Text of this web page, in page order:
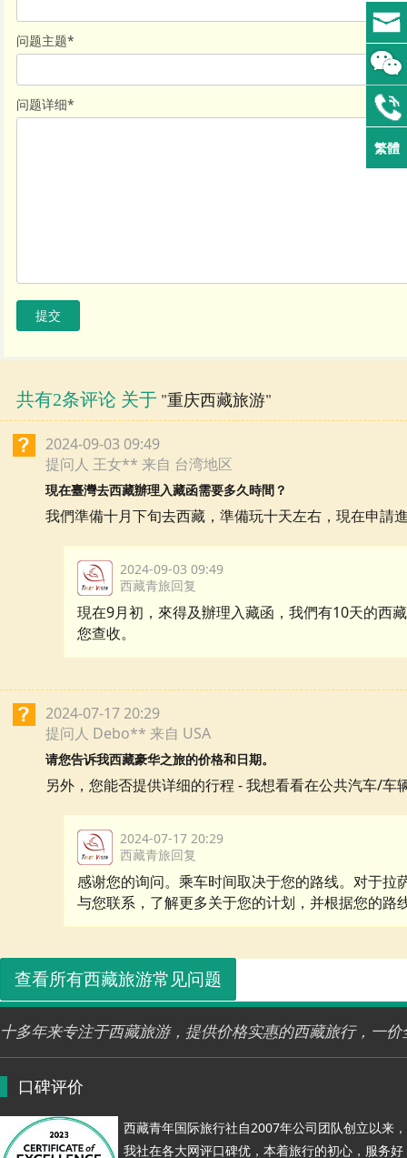
繁體
问题主题*
问题详细*
提交
共有2条评论 关于"重庆西藏旅游"
2024-09-03 09:49
提问人 王女** 来自 台湾地区
現在臺灣去西藏辦理入藏函需要多久時間？
我們準備十月下旬去西藏，準備玩十天左右，現在申請
2024-09-03 09:49
西藏青旅回复
現在9月初，來得及辦理入藏函，我們有10天的西
您查收。
2024-07-17 20:29
提问人 Debo** 来自 USA
请您告诉我西藏豪华之旅的价格和日期。
另外，您能否提供详细的行程 - 我想看看在公共汽车/车
2024-07-17 20:29
西藏青旅回复
感谢您的询问。乘车时间取决于您的路线。对于
与您联系，了解更多关于您的计划，并根据您的路
查看所有西藏旅游常见问题
十多年来专注于西藏旅游，提供价格实惠的西藏旅行，一
口碑评价
西藏青年国际旅行社自2007年公司团队创立以来，
我社在各大网评口碑优，本着旅行的初心，服务好